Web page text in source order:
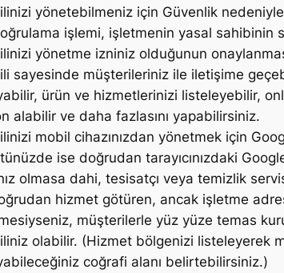
yönetebilmeniz için Güvenlik
işlemi, işletmenin yasal sahibinin
yönetme izniniz olduğunun
sayesinde müşterileriniz ile iletişime
ürün ve hizmetlerinizi listeleyebilir,
alabilir ve daha fazlasını yapabilirsiniz.
mobil cihazınızdan yönetmek için
ise doğrudan tarayıcınızdaki
olmasa dahi, tesisatçı veya temizlik
hizmet götüren, ancak işletme
müşterilerle yüz yüze temas
olabilir. (Hizmet bölgenizi listeleyerek
coğrafi alanı belirtebilirsiniz.)